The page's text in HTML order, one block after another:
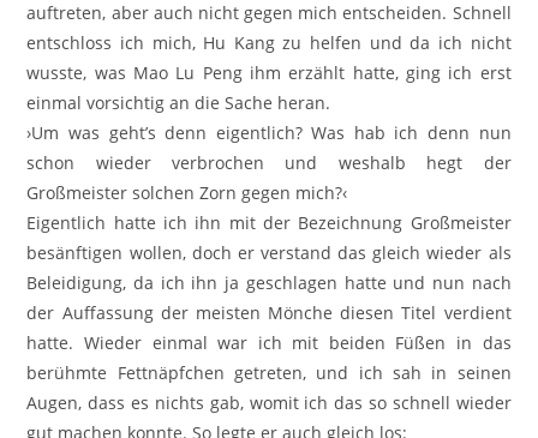
auftreten, aber auch nicht gegen mich entscheiden. Schnell
entschloss ich mich, Hu Kang zu helfen und da ich nicht
wusste, was Mao Lu Peng ihm erzählt hatte, ging ich erst
einmal vorsichtig an die Sache heran.
›Um was geht’s denn eigentlich? Was hab ich denn nun
schon wieder verbrochen und weshalb hegt der
Großmeister solchen Zorn gegen mich?‹
Eigentlich hatte ich ihn mit der Bezeichnung Großmeister
besänftigen wollen, doch er verstand das gleich wieder als
Beleidigung, da ich ihn ja geschlagen hatte und nun nach
der Auffassung der meisten Mönche diesen Titel verdient
hatte. Wieder einmal war ich mit beiden Füßen in das
berühmte Fettnäpfchen getreten, und ich sah in seinen
Augen, dass es nichts gab, womit ich das so schnell wieder
gut machen konnte. So legte er auch gleich los: